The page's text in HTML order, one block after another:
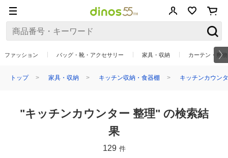
ファッション バッグ・靴・アクセサリー 家具・収納 カーテン・敷
トップ 家具・収納 キッチン収納・食器棚 キッチンカウン
"キッチンカウンター 整理" の検索結
果
129 件